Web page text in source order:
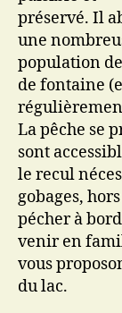
préservé. Il
une
population
de fontaine
La pêche se
sont
le recul
gobages,
pécher à
venir en
vous
du lac.